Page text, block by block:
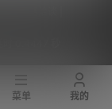
菜单 我的